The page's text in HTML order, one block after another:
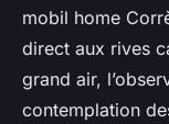
mobil home
direct aux rives
grand air,
contemplation